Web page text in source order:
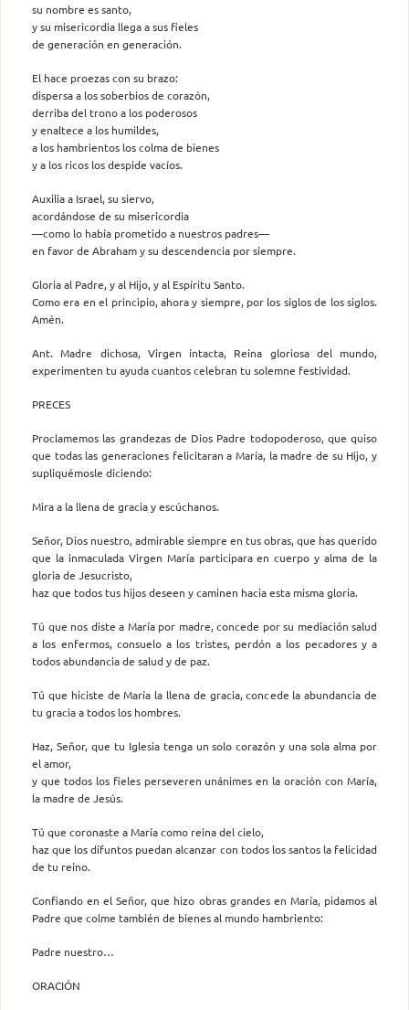
su nombre es santo,
y su misericordia llega a sus fieles
de generación en generación.
El hace proezas con su brazo:
dispersa a los soberbios de corazón,
derriba del trono a los poderosos
y enaltece a los humildes,
a los hambrientos los colma de bienes
y a los ricos los despide vacíos.
Auxilia a Israel, su siervo,
acordándose de su misericordia
—como lo había prometido a nuestros padres—
en favor de Abraham y su descendencia por siempre.
Gloria al Padre, y al Hijo, y al Espíritu Santo.
Como era en el principio, ahora y siempre, por los siglos de los siglos.
Amén.
Ant. Madre dichosa, Virgen intacta, Reina gloriosa del mundo,
experimenten tu ayuda cuantos celebran tu solemne festividad.
PRECES
Proclamemos las grandezas de Dios Padre todopoderoso, que quiso
que todas las generaciones felicitaran a María, la madre de su Hijo, y
supliquémosle diciendo:
Mira a la llena de gracia y escúchanos.
Señor, Dios nuestro, admirable siempre en tus obras, que has querido
que la inmaculada Virgen María participara en cuerpo y alma de la
gloria de Jesucristo,
haz que todos tus hijos deseen y caminen hacia esta misma gloria.
Tú que nos diste a María por madre, concede por su mediación salud
a los enfermos, consuelo a los tristes, perdón a los pecadores y a
todos abundancia de salud y de paz.
Tú que hiciste de María la llena de gracia, concede la abundancia de
tu gracia a todos los hombres.
Haz, Señor, que tu Iglesia tenga un solo corazón y una sola alma por
el amor,
y que todos los fieles perseveren unánimes en la oración con María,
la madre de Jesús.
Tú que coronaste a María como reina del cielo,
haz que los difuntos puedan alcanzar con todos los santos la felicidad
de tu reino.
Confiando en el Señor, que hizo obras grandes en María, pidamos al
Padre que colme también de bienes al mundo hambriento:
Padre nuestro…
ORACIÓN